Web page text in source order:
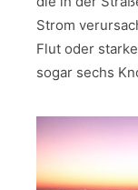
Strom
Flut oder
sogar sechs